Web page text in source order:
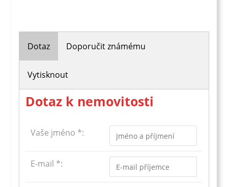
Dotaz Doporučit známému
Vytisknout
Dotaz k nemovitosti
Vaše jméno *:
E-mail *: